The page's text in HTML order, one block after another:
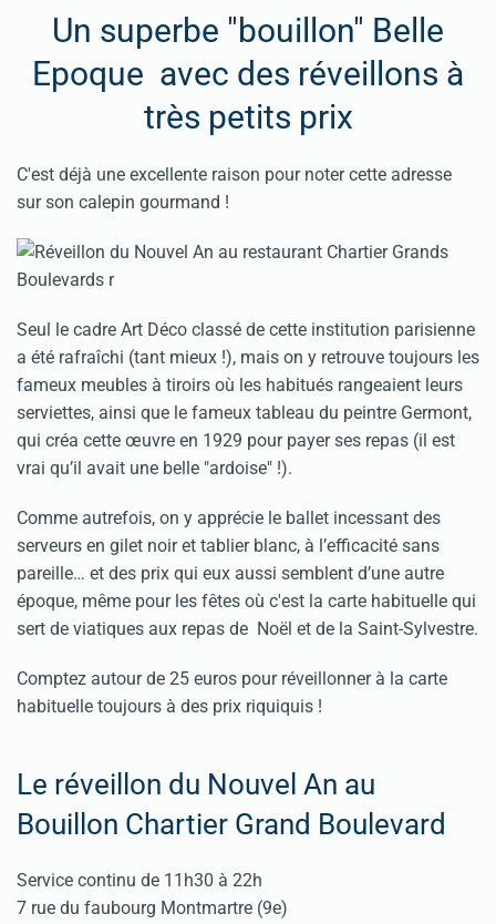
Un superbe "bouillon" Belle
Epoque avec des réveillons à
très petits prix
C'est déjà une excellente raison pour noter cette adresse
sur son calepin gourmand !
Seul le cadre Art Déco classé de cette institution parisienne
a été rafraîchi (tant mieux !), mais on y retrouve toujours les
fameux meubles à tiroirs où les habitués rangeaient leurs
serviettes, ainsi que le fameux tableau du peintre Germont,
qui créa cette œuvre en 1929 pour payer ses repas (il est
vrai qu’il avait une belle "ardoise" !).
Comme autrefois, on y apprécie le ballet incessant des
serveurs en gilet noir et tablier blanc, à l’efficacité sans
pareille… et des prix qui eux aussi semblent d’une autre
époque, même pour les fêtes où c'est la carte habituelle qui
sert de viatiques aux repas de Noël et de la Saint-Sylvestre.
Comptez autour de 25 euros pour réveillonner à la carte
habituelle toujours à des prix riquiquis !
Le réveillon du Nouvel An au
Bouillon Chartier Grand Boulevard
Service continu de 11h30 à 22h
7 rue du faubourg Montmartre (9e)